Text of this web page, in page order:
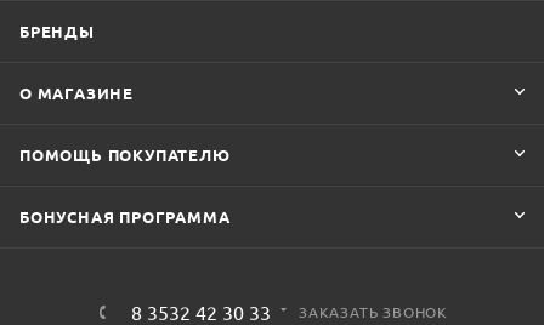
БРЕНДЫ
О МАГАЗИНЕ
ПОМОЩЬ ПОКУПАТЕЛЮ
БОНУСНАЯ ПРОГРАММА
8 3532 42 30 33 ЗАКАЗАТЬ ЗВОНОК